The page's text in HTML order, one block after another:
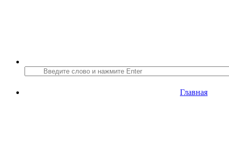
Главная